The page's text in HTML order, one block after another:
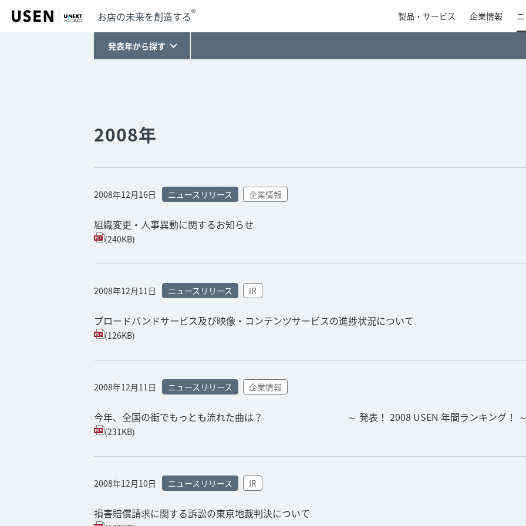
製品・サービス 企業情報
お店の未来を創造する®
発表年から探す
2008年
2008年12月16日 ニュースリリース 企業情報
組織変更・人事異動に関するお知らせ
(240KB)
2008年12月11日 ニュースリリース IR
ブロードバンドサービス及び映像・コンテンツサービスの進捗状況について
(126KB)
2008年12月11日 ニュースリリース 企業情報
今年、全国の街でもっとも流れた曲は？ ～ 発表！ 2008 USEN 年間ランキング！
(231KB)
2008年12月10日 ニュースリリース IR
損害賠償請求に関する訴訟の東京地裁判決について